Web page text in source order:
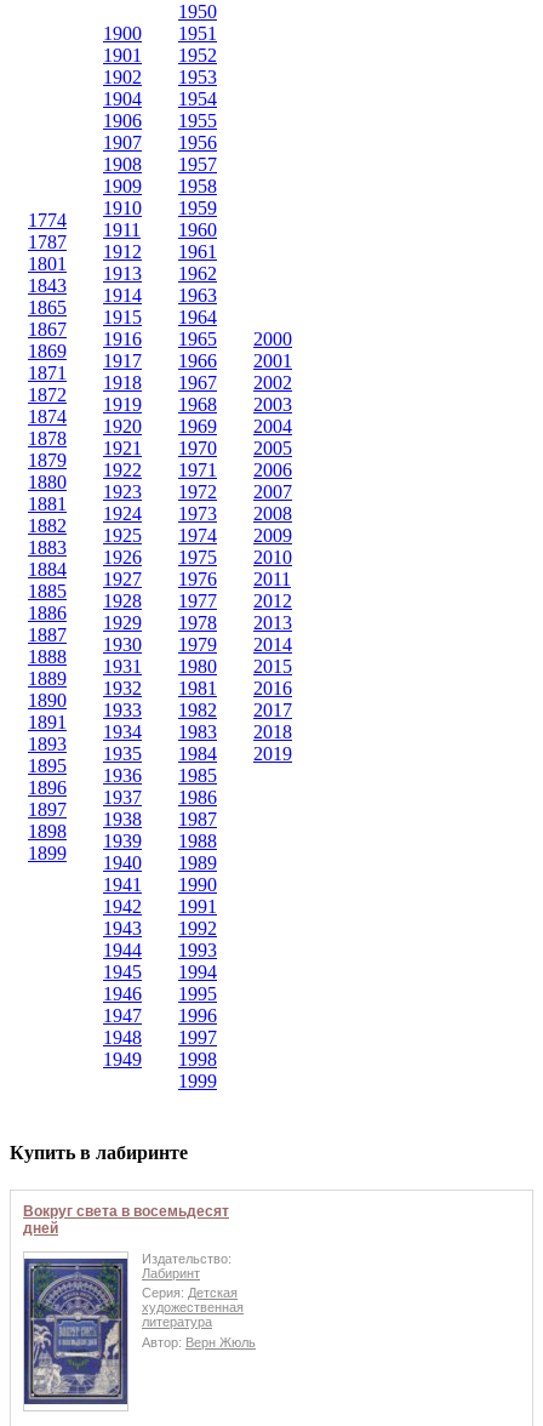
1774
1787
1801
1843
1865
1867
1869
1871
1872
1874
1878
1879
1880
1881
1882
1883
1884
1885
1886
1887
1888
1889
1890
1891
1893
1895
1896
1897
1898
1899
1900
1901
1902
1904
1906
1907
1908
1909
1910
1911
1912
1913
1914
1915
1916
1917
1918
1919
1920
1921
1922
1923
1924
1925
1926
1927
1928
1929
1930
1931
1932
1933
1934
1935
1936
1937
1938
1939
1940
1941
1942
1943
1944
1945
1946
1947
1948
1949
1950
1951
1952
1953
1954
1955
1956
1957
1958
1959
1960
1961
1962
1963
1964
1965
1966
1967
1968
1969
1970
1971
1972
1973
1974
1975
1976
1977
1978
1979
1980
1981
1982
1983
1984
1985
1986
1987
1988
1989
1990
1991
1992
1993
1994
1995
1996
1997
1998
1999
2000
2001
2002
2003
2004
2005
2006
2007
2008
2009
2010
2011
2012
2013
2014
2015
2016
2017
2018
2019
Купить в лабиринте
Вокруг света в восемьдесят
дней
Издательство:
Лабиринт
Серия: Детская
художественная
литература
Автор: Верн Жюль